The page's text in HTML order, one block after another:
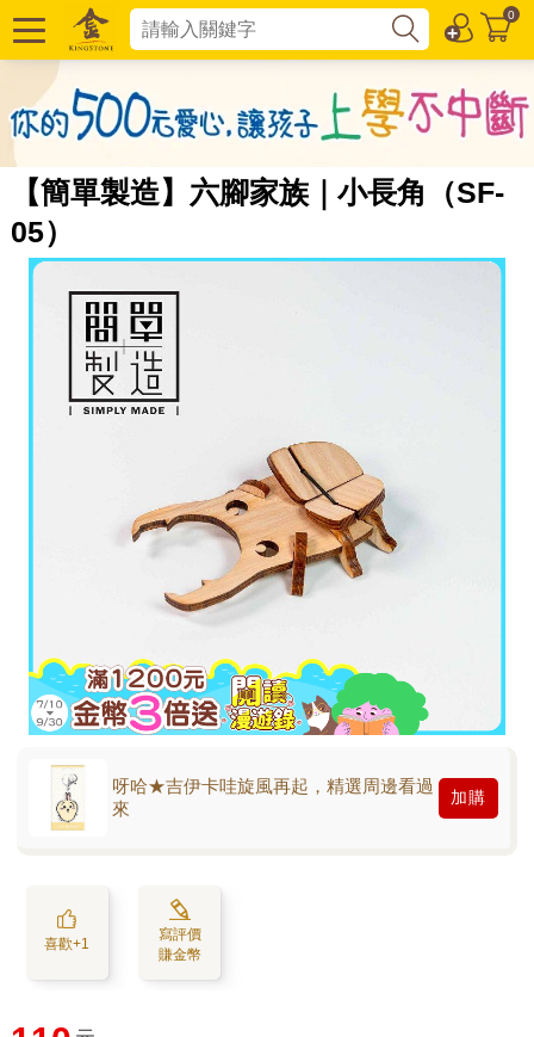
0
【簡單製造】六腳家族｜小長角（SF-
05）
呀哈★吉伊卡哇旋風再起，精選周邊看過
來
加購
喜歡+1
寫評價
賺金幣